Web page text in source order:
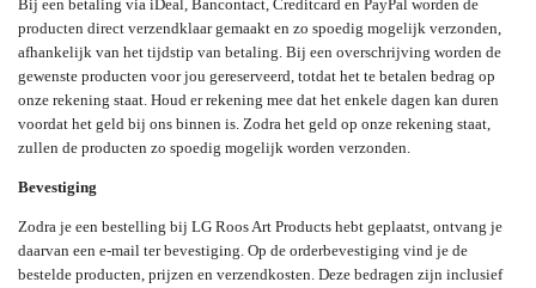
Bij een betaling via iDeal, Bancontact, Creditcard en PayPal worden de
producten direct verzendklaar gemaakt en zo spoedig mogelijk verzonden,
afhankelijk van het tijdstip van betaling. Bij een overschrijving worden de
gewenste producten voor jou gereserveerd, totdat het te betalen bedrag op
onze rekening staat. Houd er rekening mee dat het enkele dagen kan duren
voordat het geld bij ons binnen is. Zodra het geld op onze rekening staat,
zullen de producten zo spoedig mogelijk worden verzonden.
Bevestiging
Zodra je een bestelling bij LG Roos Art Products hebt geplaatst, ontvang je
daarvan een e-mail ter bevestiging. Op de orderbevestiging vind je de
bestelde producten, prijzen en verzendkosten. Deze bedragen zijn inclusief